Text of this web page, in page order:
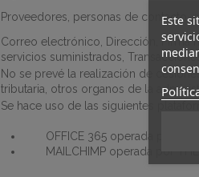
Este
Proveedores, personas de contacto,
Correo electrónico, Dirección, Firma
servicios suministrados,
No se prevé la realización de
tributaria, otros organos de la
Se hace uso de las siguientes
OFFICE 365 operada por
MAILCHIMP operada por